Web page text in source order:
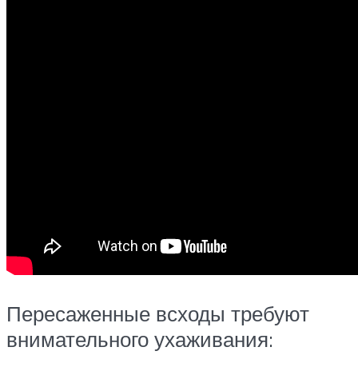
Пересаженные всходы требуют
внимательного ухаживания: